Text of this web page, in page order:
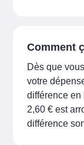
Comment
Dès que
votre
différence en
2,60 € est
différence